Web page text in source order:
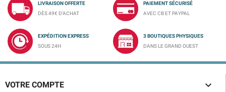
LIVRAISON OFFERTE
DÈS 49€ D'ACHAT
PAIEMENT SÉCURISÉ
AVEC CB ET PAYPAL
EXPÉDITION EXPRESS
SOUS 24H
3 BOUTIQUES PHYSIQUES
DANS LE GRAND OUEST
VOTRE COMPTE 